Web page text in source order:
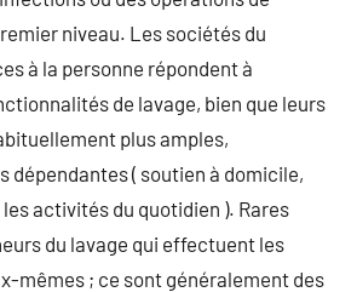
niveau. Les sociétés du
à la personne répondent à
de lavage, bien que leurs
plus amples,
dépendantes ( soutien à domicile,
activités du quotidien ). Rares
du lavage qui effectuent les
mêmes ; ce sont généralement des